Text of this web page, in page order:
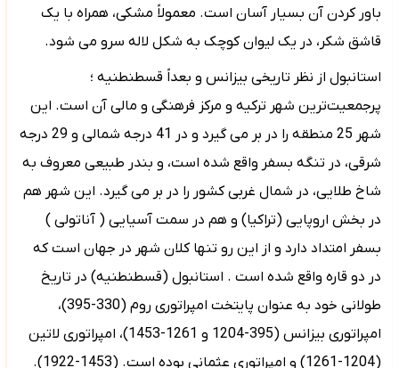
باور کردن آن بسیار آسان است. معمولاً مشکی، همراه با یک
قاشق شکر، در یک لیوان کوچک به شکل لاله سرو می شود.
استانبول از نظر تاریخی بیزانس و بعداً قسطنطنیه ؛
پرجمعیت‌ترین شهر ترکیه و مرکز فرهنگی و مالی آن است. این
شهر 25 منطقه را در بر می گیرد و در 41 درجه شمالی و 29 درجه
شرقی، در تنگه بسفر واقع شده است، و بندر طبیعی معروف به
شاخ طلایی، در شمال غربی کشور را در بر می گیرد. این شهر هم
در بخش اروپایی (تراکیا) و هم در سمت آسیایی ( آناتولی )
بسفر امتداد دارد و از این رو تنها کلان شهر در جهان است که
در دو قاره واقع شده است . استانبول (قسطنطنیه) در تاریخ
طولانی خود به عنوان پایتخت امپراتوری روم (330-395)،
امپراتوری بیزانس (395-1204 و 1261-1453)، امپراتوری لاتین
(1204-1261) و امپراتوری عثمانی بوده است. (1453-1922).